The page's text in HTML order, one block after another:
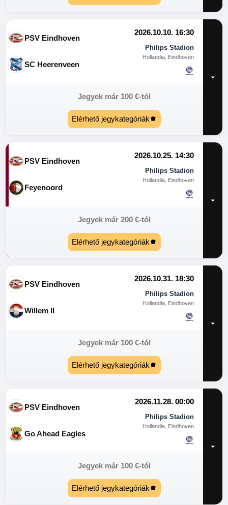
PSV Eindhoven
2026.10.10. 16:30
Philips Stadion
Hollandia, Eindhoven
SC Heerenveen
Jegyek már 100 €-tól
Elérhető jegykategóriák
PSV Eindhoven
2026.10.25. 14:30
Philips Stadion
Hollandia, Eindhoven
Feyenoord
Jegyek már 200 €-tól
Elérhető jegykategóriák
PSV Eindhoven
2026.10.31. 18:30
Philips Stadion
Hollandia, Eindhoven
Willem II
Jegyek már 100 €-tól
Elérhető jegykategóriák
PSV Eindhoven
2026.11.28. 00:00
Philips Stadion
Hollandia, Eindhoven
Go Ahead Eagles
Jegyek már 100 €-tól
Elérhető jegykategóriák